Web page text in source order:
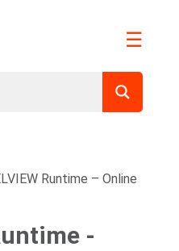
☰
Runtime – Online
-